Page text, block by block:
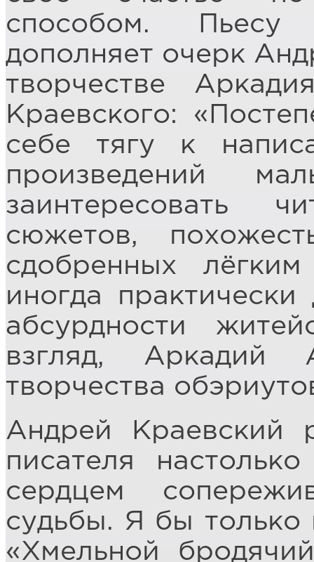
способом. Пьесу
дополняет очерк
творчестве
Краевского:
себе тягу к
произведений
заинтересовать
сюжетов,
сдобренных
иногда
абсурдности
взгляд, Аркадий
творчества
Андрей Краевский
писателя
сердцем
судьбы. Я бы только
«Хмельной